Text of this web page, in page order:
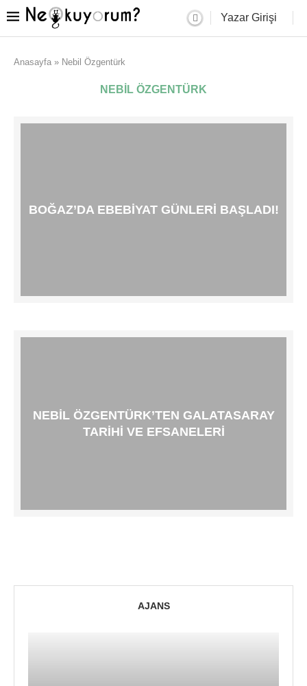
Yazar Girişi
Anasayfa » Nebil Özgentürk
NEBIL ÖZGENTÜRK
BOĞAZ’DA EBEBIYAT GÜNLERI BAŞLADI!
NEBIL ÖZGENTÜRK’TEN GALATASARAY
TARIHI VE EFSANELERI
AJANS